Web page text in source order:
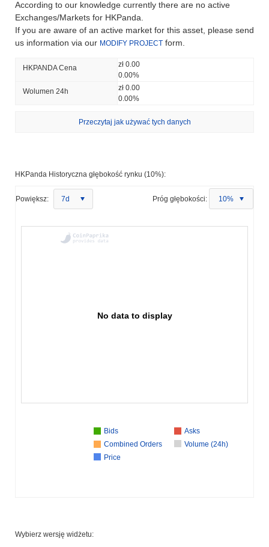
According to our knowledge currently there are no active
Exchanges/Markets for HKPanda.
If you are aware of an active market for this asset, please send
us information via our MODIFY PROJECT form.
HKPANDA Cena
zł 0.00
0.00%
Wolumen 24h
zł 0.00
0.00%
Przeczytaj jak używać tych danych
HKPanda Historyczna głębokość rynku (10%):
Powiększ: 7d Próg głębokości: 10%
No data to display
Bids
Asks
Combined Orders
Volume (24h)
Price
Wybierz wersję widżetu: